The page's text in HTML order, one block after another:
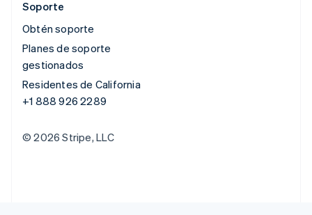
Soporte
Obtén soporte
Planes de soporte
gestionados
Residentes de California
+1 888 926 2289
© 2026 Stripe, LLC